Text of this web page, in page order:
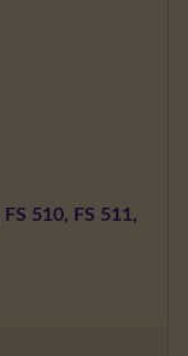
510, FS 511,